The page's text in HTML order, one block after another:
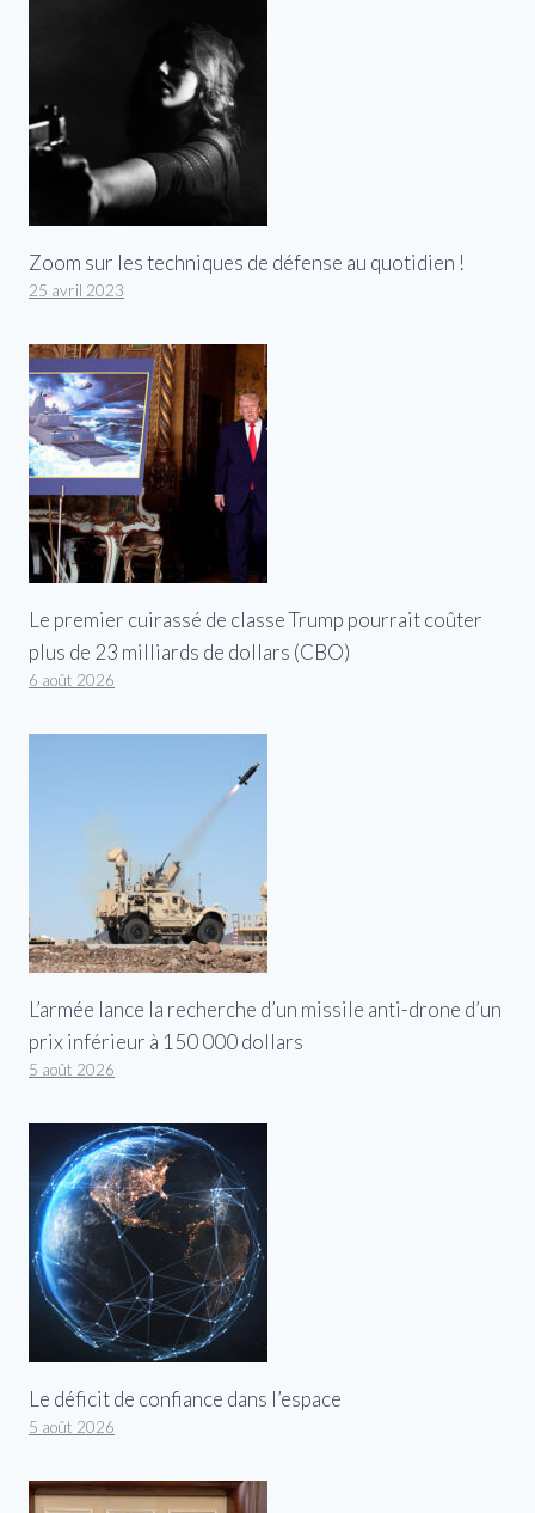
Zoom sur les techniques de défense au quotidien !
25 avril 2023
Le premier cuirassé de classe Trump pourrait coûter
plus de 23 milliards de dollars (CBO)
6 août 2026
L’armée lance la recherche d’un missile anti-drone d’un
prix inférieur à 150 000 dollars
5 août 2026
Le déficit de confiance dans l’espace
5 août 2026